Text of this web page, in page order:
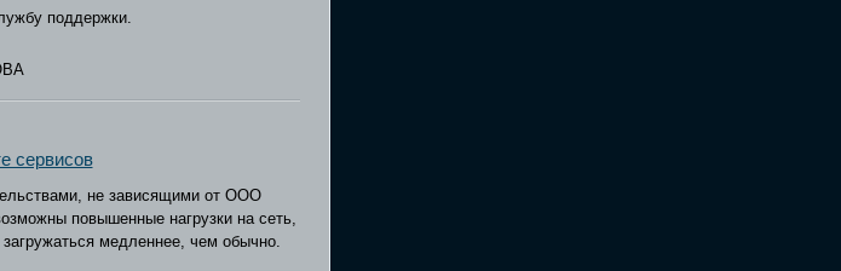
поддержки.
сервисов
не зависящими от ООО
повышенные нагрузки на сеть,
загружаться медленнее, чем обычно.